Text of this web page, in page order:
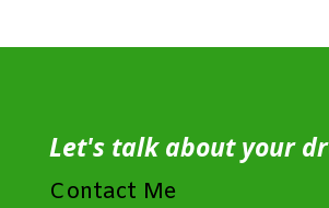
Let's talk about your
Contact Me